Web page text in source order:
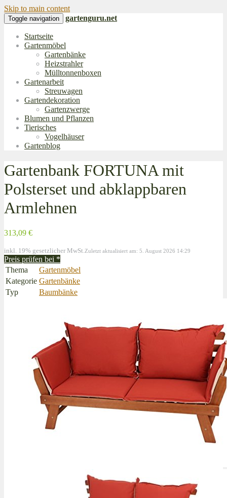
Skip to main content
Toggle navigation gartenguru.net
Startseite
Gartenmöbel
Gartenbänke
Heizstrahler
Mülltonnenboxen
Gartenarbeit
Streuwagen
Gartendekoration
Gartenzwerge
Blumen und Pflanzen
Tierisches
Vogelhäuser
Gartenblog
Gartenbank FORTUNA mit
Polsterset und abklappbaren
Armlehnen
313,09 €
inkl. 19% gesetzlicher MwSt. Zuletzt aktualisiert am: 5. August 2026 14:29
Preis prüfen bei *
Thema
Gartenmöbel
Kategorie Gartenbänke
Typ
Baumbänke